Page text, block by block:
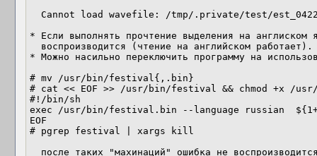
* Если выполнять прочтение выделения на
* Можно насильно переключить программу на
# mv /usr/bin/festival{,.bin}
# cat << EOF >> /usr/bin/festival && chmod +x /
#!/bin/sh
exec /usr/bin/festival.bin --language russian
EOF
# pgrep festival | xargs kill